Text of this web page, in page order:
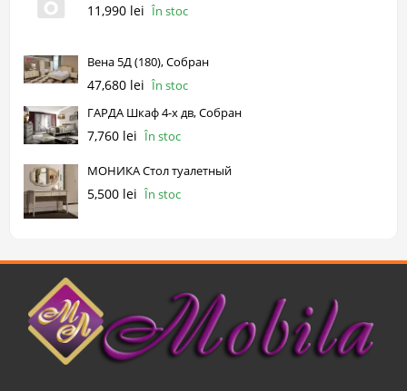
11,990 lei În stoc
Вена 5Д (180), Собран
47,680 lei În stoc
ГАРДА Шкаф 4-х дв, Собран
7,760 lei În stoc
МОНИКА Стол туалетный
5,500 lei În stoc